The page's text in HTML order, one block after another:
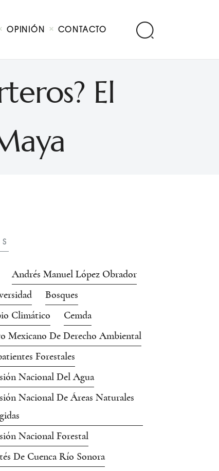
OPINIÓN CONTACTO
El
Andrés Manuel López Obrador
Bosques
Climático
Cemda
Mexicano De Derecho Ambiental
Forestales
Nacional Del Agua
Nacional De Áreas Naturales
Nacional Forestal
De Cuenca Río Sonora